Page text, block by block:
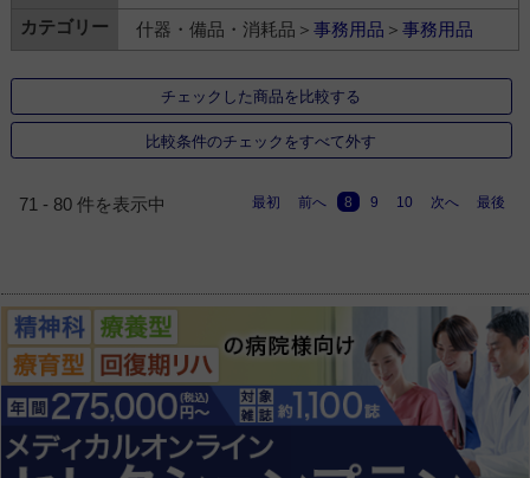
什器・備品・消耗品＞ 事務用品 ＞ 事務用品
チェックした商品を比較する
比較条件のチェックをすべて外す
71 - 80 件を表示中 最初 前へ 8 9 10 次へ 最後